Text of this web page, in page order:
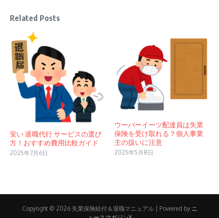
Related Posts
安い 退職代行 サービスの選び
方！おすすめ費用比較ガイド
2025年7月6日
ウーバーイーツ配達員は失業
保険を受け取れる？個人事業
主の扱いに注意
2025年5月8日
Copyright © 2026 失業保険給付＆退職マニュアル | Powered by ニ